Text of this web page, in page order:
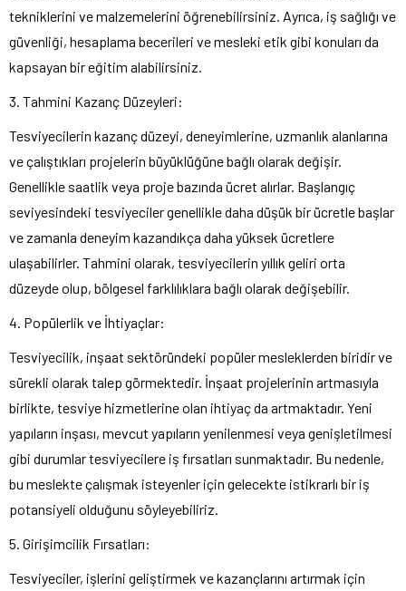
tekniklerini ve malzemelerini öğrenebilirsiniz. Ayrıca, iş sağlığı ve
güvenliği, hesaplama becerileri ve mesleki etik gibi konuları da
kapsayan bir eğitim alabilirsiniz.
3. Tahmini Kazanç Düzeyleri:
Tesviyecilerin kazanç düzeyi, deneyimlerine, uzmanlık alanlarına
ve çalıştıkları projelerin büyüklüğüne bağlı olarak değişir.
Genellikle saatlik veya proje bazında ücret alırlar. Başlangıç
seviyesindeki tesviyeciler genellikle daha düşük bir ücretle başlar
ve zamanla deneyim kazandıkça daha yüksek ücretlere
ulaşabilirler. Tahmini olarak, tesviyecilerin yıllık geliri orta
düzeyde olup, bölgesel farklılıklara bağlı olarak değişebilir.
4. Popülerlik ve İhtiyaçlar:
Tesviyecilik, inşaat sektöründeki popüler mesleklerden biridir ve
sürekli olarak talep görmektedir. İnşaat projelerinin artmasıyla
birlikte, tesviye hizmetlerine olan ihtiyaç da artmaktadır. Yeni
yapıların inşası, mevcut yapıların yenilenmesi veya genişletilmesi
gibi durumlar tesviyecilere iş fırsatları sunmaktadır. Bu nedenle,
bu meslekte çalışmak isteyenler için gelecekte istikrarlı bir iş
potansiyeli olduğunu söyleyebiliriz.
5. Girişimcilik Fırsatları:
Tesviyeciler, işlerini geliştirmek ve kazançlarını artırmak için